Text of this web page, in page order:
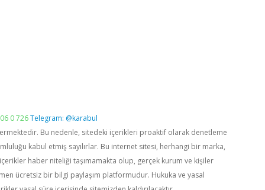
0 726Telegram: @karabul
Bu nedenle, sitedeki içerikleri proaktif olarak denetleme
kabul etmiş sayılırlar. Bu internet sitesi, herhangi bir marka,
haber niteliği taşımamakta olup, gerçek kurum ve kişiler
ücretsiz bir bilgi paylaşım platformudur. Hukuka ve yasal